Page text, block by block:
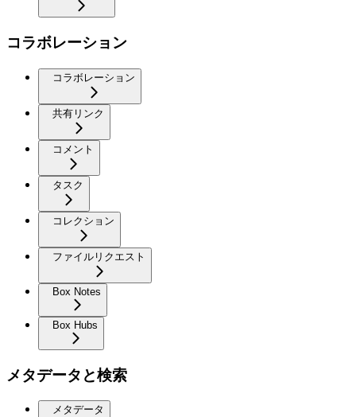
コラボレーション
コラボレーション
共有リンク
コメント
タスク
コレクション
ファイルリクエスト
Box Notes
Box Hubs
メタデータと検索
メタデータ